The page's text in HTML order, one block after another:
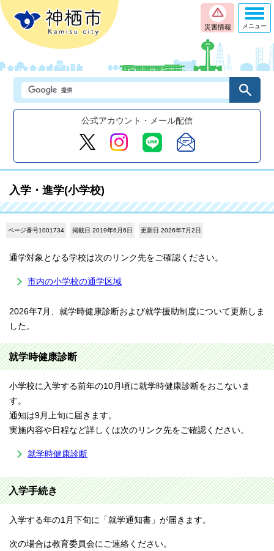
災害情報
公式アカウント・メール配信
メニュー
入学・進学(小学校)
ページ番号1001734 掲載日 2019年6月6日 更新日 2026年7月2日
通学対象となる学校は次のリンク先をご確認ください。
市内の小学校の通学区域
2026年7月、就学時健康診断および就学援助制度について更新しま
した。
就学時健康診断
小学校に入学する前年の10月頃に就学時健康診断をおこないま
す。
通知は9月上旬に届きます。
実施内容や日程など詳しくは次のリンク先をご確認ください。
就学時健康診断
入学手続き
入学する年の1月下旬に「就学通知書」が届きます。
次の場合は教育委員会にご連絡ください。